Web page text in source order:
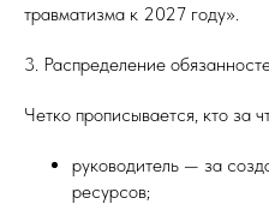
травматизма к 2027 году».
3. Распределение
Четко прописывается, кто за
руководитель — за
ресурсов;